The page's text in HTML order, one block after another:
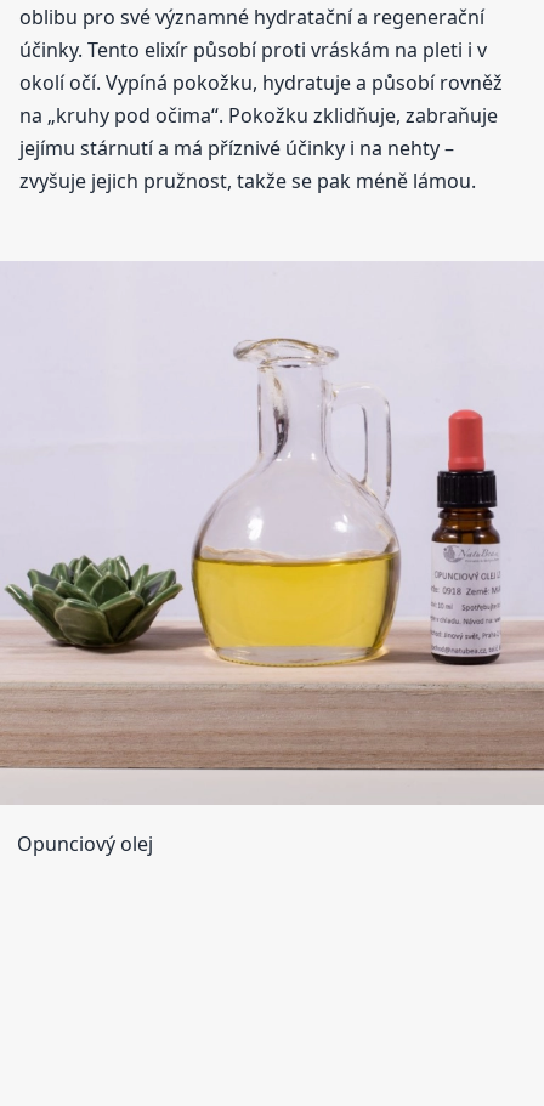
oblibu pro své významné hydratační a regenerační
účinky. Tento elixír působí proti vráskám na pleti i v
okolí očí. Vypíná pokožku, hydratuje a působí rovněž
na „kruhy pod očima“. Pokožku zklidňuje, zabraňuje
jejímu stárnutí a má příznivé účinky i na nehty –
zvyšuje jejich pružnost, takže se pak méně lámou.
Opunciový olej